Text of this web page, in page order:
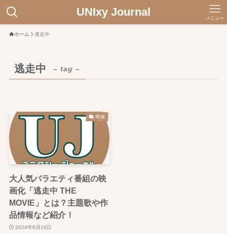
UNIxy Journal メニュー
ホーム 逃走中
逃走中 – tag –
映画
大人気バラエティ番組の映
画化「逃走中 THE
MOVIE」とは？主題歌や作
品情報など紹介！
2024年6月19日